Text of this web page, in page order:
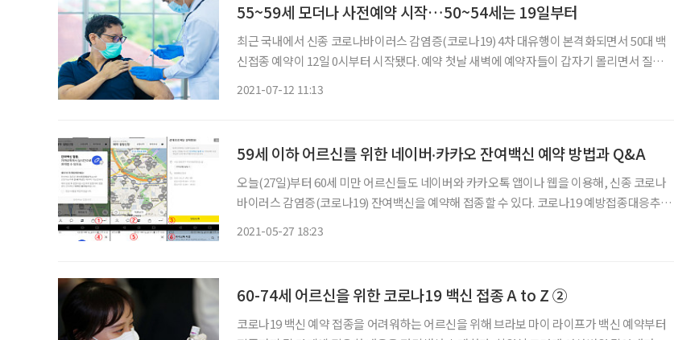
55~59세 모더나 사전예약 시작…50~54세는 19일부터
최근 국내에서 신종 코로나바이러스 감염증(코로나19) 4차 대유행이 본격화되면서 50대 백
신접종 예약이 12일 0시부터 시작됐다. 예약 첫날 새벽에 예약자들이 갑자기 몰리면서 질병
2021-07-12 11:13
59세 이하 어르신를 위한 네이버‧카카오 잔여백신 예약 방법과 Q&A
오늘(27일)부터 60세 미만 어르신들도 네이버와 카카오톡 앱이나 웹을 이용해, 신종 코로나
바이러스 감염증(코로나19) 잔여백신을 예약해 접종할 수 있다. 코로나19 예방접종대응추진
2021-05-27 18:23
60-74세 어르신을 위한 코로나19 백신 접종 A to Z ②
코로나19 백신 예약 접종을 어려워하는 어르신을 위해 브라보 마이 라이프가 백신 예약부터